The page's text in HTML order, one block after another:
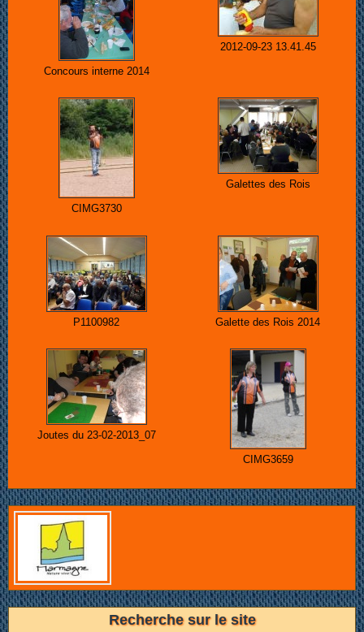
Concours interne 2014
2012-09-23 13.41.45
CIMG3730
Galettes des Rois
P1100982 Galette des Rois 2014
Joutes du 23-02-2013_07
CIMG3659
Recherche sur le site